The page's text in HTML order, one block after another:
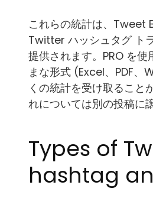
これらの統計は、Tweet
Twitter ハッシュタグ ト
提供されます。PRO を
まな形式 (Excel、PDF、
くの統計を受け取ること
れについては別の投稿に
Types of
hashtag